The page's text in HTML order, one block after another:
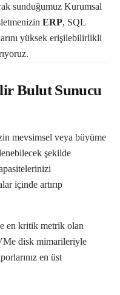
sunduğumuz Kurumsal
ERP, SQL
yüksek erişilebilirlikli
Bulut Sunucu
mevsimsel veya büyüme
şekilde
içinde artırıp
en kritik metrik olan
disk mimarileriyle
en üst